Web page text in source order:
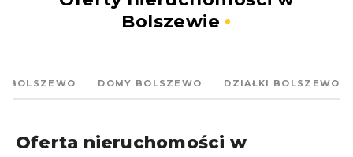
Bolszewie
BOLSZEWO DOMY BOLSZEWO DZIAŁKI BOLSZEWO
Oferta nieruchomości w